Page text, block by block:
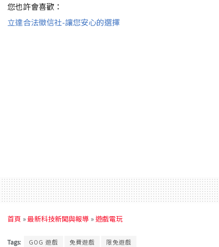
您也許會喜歡：
立達合法徵信社-讓您安心的選擇
首頁 »最新科技新聞與報導 »遊戲電玩
Tags: GOG 遊戲 免費遊戲 限免遊戲